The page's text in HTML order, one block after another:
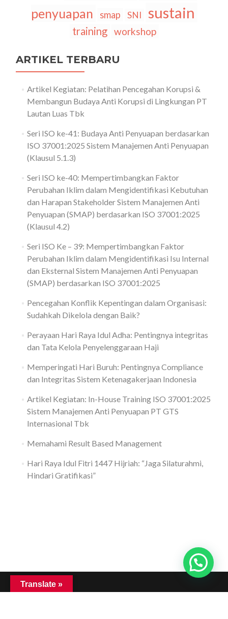
penyuapan
smap SNI sustain
training workshop
ARTIKEL TERBARU
Artikel Kegiatan: Pelatihan Pencegahan Korupsi &
Membangun Budaya Anti Korupsi di Lingkungan PT
Lautan Luas Tbk
Seri ISO ke-41: Budaya Anti Penyuapan berdasarkan
ISO 37001:2025 Sistem Manajemen Anti Penyuapan
(Klausul 5.1.3)
Seri ISO ke-40: Mempertimbangkan Faktor
Perubahan Iklim dalam Mengidentifikasi Kebutuhan
dan Harapan Stakeholder Sistem Manajemen Anti
Penyuapan (SMAP) berdasarkan ISO 37001:2025
(Klausul 4.2)
Seri ISO Ke – 39: Mempertimbangkan Faktor
Perubahan Iklim dalam Mengidentifikasi Isu Internal
dan Eksternal Sistem Manajemen Anti Penyuapan
(SMAP) berdasarkan ISO 37001:2025
Pencegahan Konflik Kepentingan dalam Organisasi:
Sudahkah Dikelola dengan Baik?
Perayaan Hari Raya Idul Adha: Pentingnya integritas
dan Tata Kelola Penyelenggaraan Haji
Memperingati Hari Buruh: Pentingnya Compliance
dan Integritas Sistem Ketenagakerjaan Indonesia
Artikel Kegiatan: In-House Training ISO 37001:2025
Sistem Manajemen Anti Penyuapan PT GTS
Internasional Tbk
Memahami Result Based Management
Hari Raya Idul Fitri 1447 Hijriah: “Jaga Silaturahmi,
Hindari Gratifikasi”
Translate »